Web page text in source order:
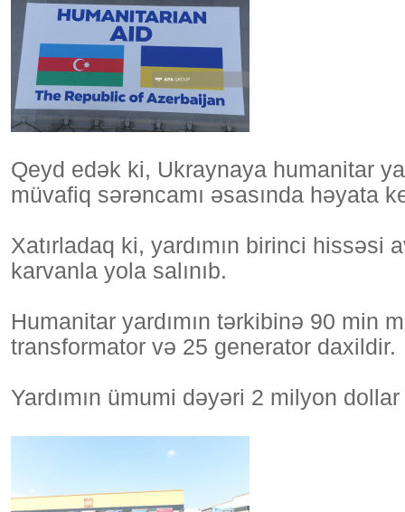
Qeyd edək ki, Ukraynaya humanitar
müvafiq sərəncamı əsasında həyata
Xatırladaq ki, yardımın birinci hissəsi
karvanla yola salınıb.
Humanitar yardımın tərkibinə 90 min
transformator və 25 generator daxildir.
Yardımın ümumi dəyəri 2 milyon